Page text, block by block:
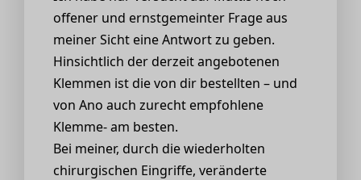
offener und ernstgemeinter Frage aus
meiner Sicht eine Antwort zu geben.
Hinsichtlich der derzeit angebotenen
Klemmen ist die von dir bestellten – und
von Ano auch zurecht empfohlene
Klemme- am besten.
Bei meiner, durch die wiederholten
chirurgischen Eingriffe, veränderte